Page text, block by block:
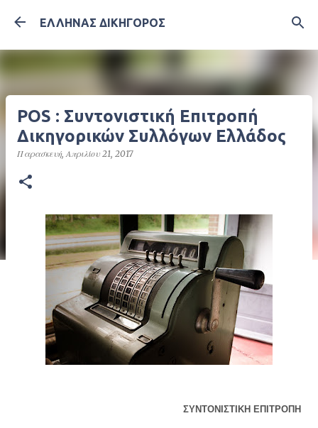
Μετάβαση στο κύριο περιεχόμενο
ΕΛΛΗΝΑΣ ΔΙΚΗΓΟΡΟΣ
POS : Συντονιστική Επιτροπή
Δικηγορικών Συλλόγων Ελλάδος
Παρασκευή, Απριλίου 21, 2017
ΣΥΝΤΟΝΙΣΤΙΚΗ ΕΠΙΤΡΟΠΗ